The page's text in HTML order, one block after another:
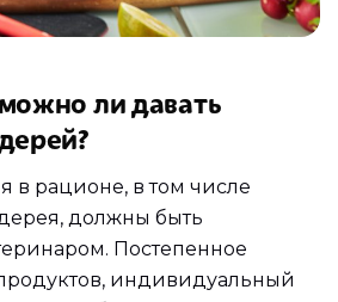
ли давать
рационе, в том числе
должны быть
Постепенное
индивидуальный